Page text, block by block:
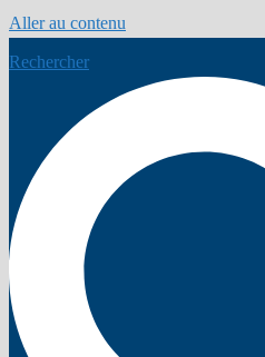
Aller au contenu
Rechercher